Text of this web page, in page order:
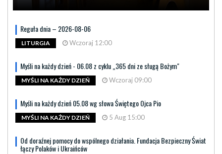
Reguła dnia – 2026-08-06
LITURGIA Wczoraj 12:00
Myśli na każdy dzień - 06.08 z cyklu „365 dni ze sługą Bożym"
MYŚLI NA KAŻDY DZIEŃ Wczoraj 09:00
Myśli na każdy dzień 05.08 wg słowa Świętego Ojca Pio
MYŚLI NA KAŻDY DZIEŃ 5 Aug 15:00
Od doraźnej pomocy do wspólnego działania. Fundacja Bezpieczny Świat
łączy Polaków i Ukraińców